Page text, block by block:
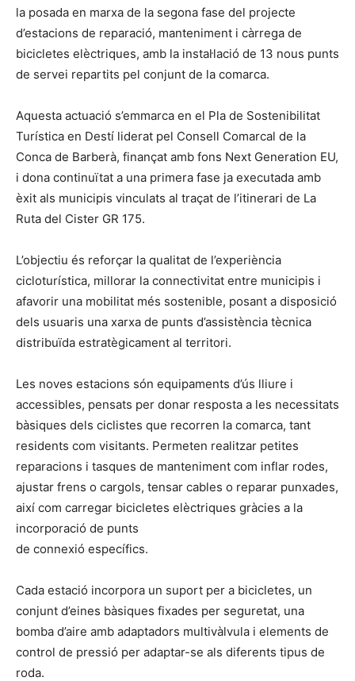
la posada en marxa de la segona fase del projecte
d’estacions de reparació, manteniment i càrrega de
bicicletes elèctriques, amb la instal·lació de 13 nous punts
de servei repartits pel conjunt de la comarca.
Aquesta actuació s’emmarca en el Pla de Sostenibilitat
Turística en Destí liderat pel Consell Comarcal de la
Conca de Barberà, finançat amb fons Next Generation EU,
i dona continuïtat a una primera fase ja executada amb
èxit als municipis vinculats al traçat de l’itinerari de La
Ruta del Cister GR 175.
L’objectiu és reforçar la qualitat de l’experiència
cicloturística, millorar la connectivitat entre municipis i
afavorir una mobilitat més sostenible, posant a disposició
dels usuaris una xarxa de punts d’assistència tècnica
distribuïda estratègicament al territori.
Les noves estacions són equipaments d’ús lliure i
accessibles, pensats per donar resposta a les necessitats
bàsiques dels ciclistes que recorren la comarca, tant
residents com visitants. Permeten realitzar petites
reparacions i tasques de manteniment com inflar rodes,
ajustar frens o cargols, tensar cables o reparar punxades,
així com carregar bicicletes elèctriques gràcies a la
incorporació de punts
de connexió específics.
Cada estació incorpora un suport per a bicicletes, un
conjunt d’eines bàsiques fixades per seguretat, una
bomba d’aire amb adaptadors multivàlvula i elements de
control de pressió per adaptar-se als diferents tipus de
roda.